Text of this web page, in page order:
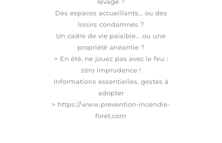
ravagé ?
Des espaces accueillants… ou des
loisirs condamnés ?
Un cadre de vie paisible… ou une
propriété anéantie ?
> En été, ne jouez pas avec le feu :
zéro imprudence !
Informations essentielles, gestes à
adopter
> https://www.prevention-incendie-
foret.com